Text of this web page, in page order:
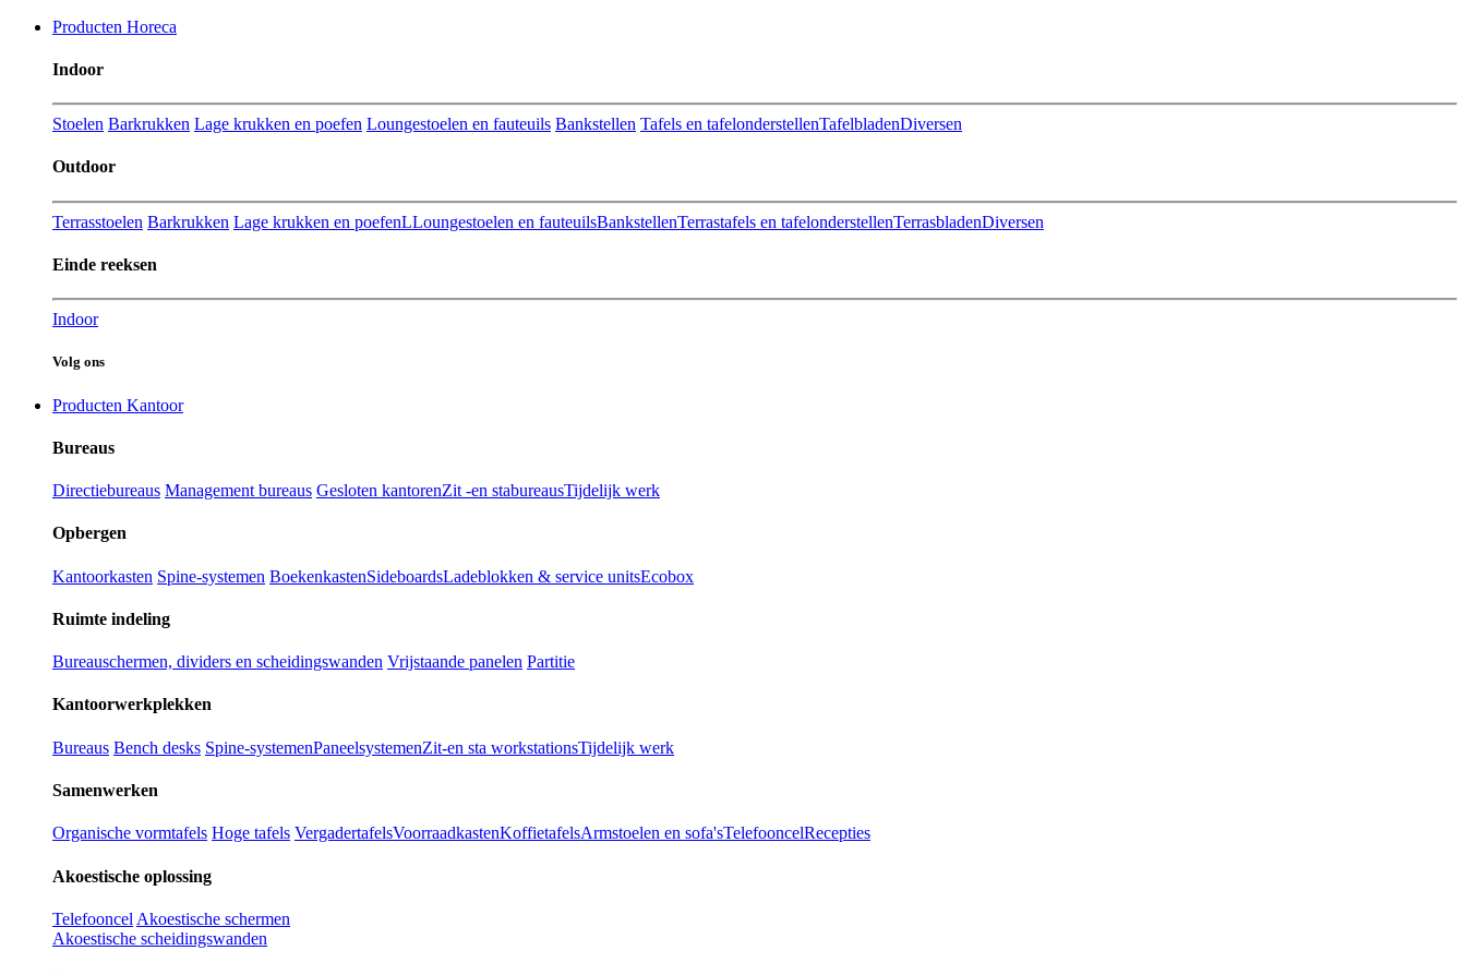
Producten Horeca
Indoor
Stoelen Barkrukken Lage krukken en poefen Loungestoelen en fauteuils Bankstellen Tafels en tafelonderstellenTafelbladenDiversen
Outdoor
Terrasstoelen Barkrukken Lage krukken en poefenLLoungestoelen en fauteuilsBankstellenTerrastafels en tafelonderstellenTerrasbladenDiversen
Einde reeksen
Indoor
Volg ons
Producten Kantoor
Bureaus
Directiebureaus Management bureaus Gesloten kantorenZit -en stabureausTijdelijk werk
Opbergen
Kantoorkasten Spine-systemen BoekenkastenSideboardsLadeblokken & service unitsEcobox
Ruimte indeling
Bureauschermen, dividers en scheidingswanden Vrijstaande panelen Partitie
Kantoorwerkplekken
Bureaus Bench desks Spine-systemenPaneelsystemenZit-en sta workstationsTijdelijk werk
Samenwerken
Organische vormtafels Hoge tafels VergadertafelsVoorraadkastenKoffietafelsArmstoelen en sofa'sTelefooncelRecepties
Akoestische oplossing
Telefooncel Akoestische schermen
Akoestische scheidingswanden